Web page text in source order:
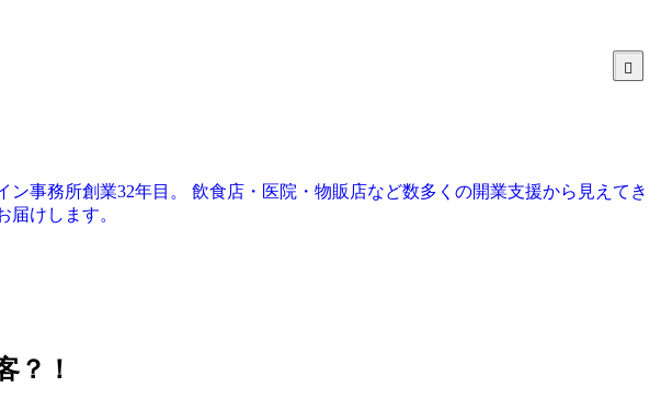
ン事務所創業32年目。 飲食店・医院・物販店など数多くの開業支援から見えてき
届けします。
？！